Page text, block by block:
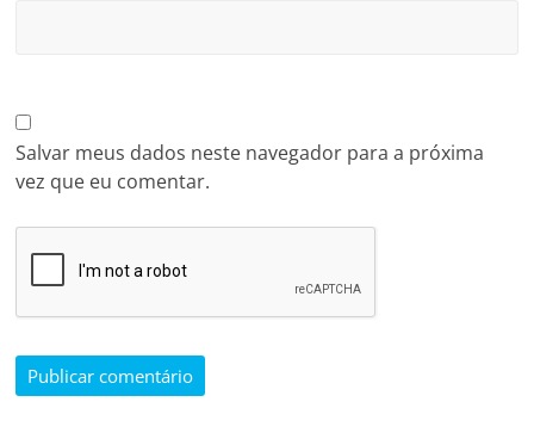
Salvar meus dados neste navegador para a próxima
vez que eu comentar.